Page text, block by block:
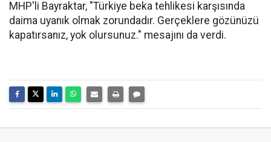
MHP'li Bayraktar, "Türkiye beka tehlikesi karşısında
daima uyanık olmak zorundadır. Gerçeklere gözünüzü
kapatırsanız, yok olursunuz." mesajını da verdi.